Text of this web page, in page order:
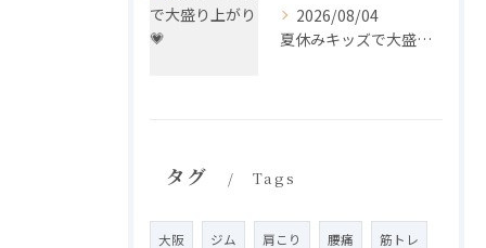
2026/08/04
夏休みキッズで大盛り上がり💗
タグ Tags
大阪 ジム 肩こり 腰痛 筋トレ